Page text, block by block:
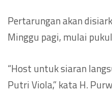
Pertarungan akan
Minggu pagi, mulai
“Host untuk siaran
Putri Viola,” kata H.